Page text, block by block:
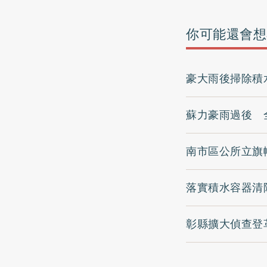
你可能還會
豪大雨後掃除
蘇力豪雨過後
南市區公所立
落實積水容器
彰縣擴大偵查